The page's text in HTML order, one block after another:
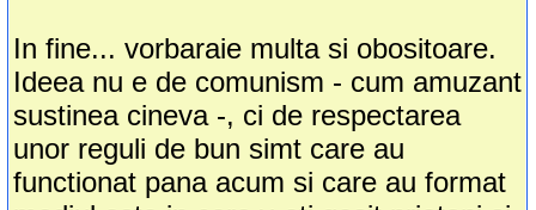
In fine... vorbaraie multa si obositoare.
Ideea nu e de comunism - cum amuzant
sustinea cineva -, ci de respectarea
unor reguli de bun simt care au
functionat pana acum si care au format